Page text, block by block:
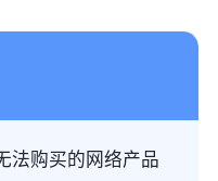
法购买的网络产品